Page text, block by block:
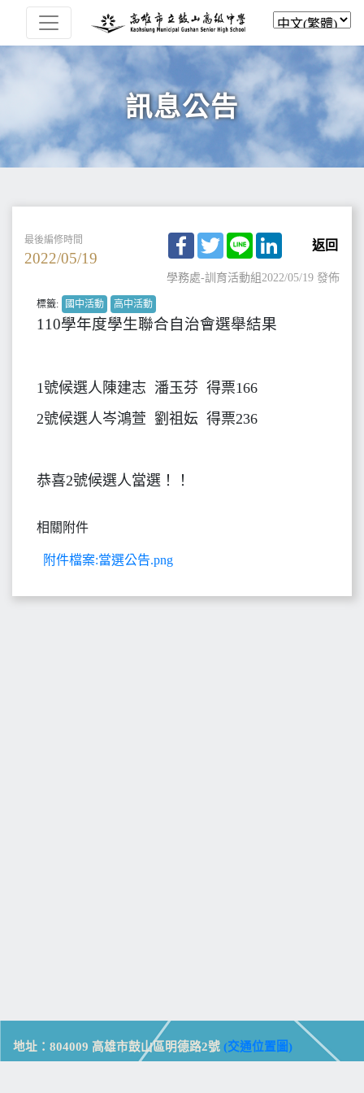
訊息公告
最後編修時間
2022/05/19
Facebook
TwitterLine LinkedIn
返回
學務處-訓育活動組2022/05/19 發佈
標籤: 國中活動 高中活動
110學年度學生聯合自治會選舉結果
1號候選人陳建志 潘玉芬 得票166
2號候選人岑鴻萱 劉祖妘 得票236
恭喜2號候選人當選！！
相關附件
附件檔案:當選公告.png
地址：804009 高雄市鼓山區明德路2號 (交通位置圖)